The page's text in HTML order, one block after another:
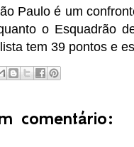
Paulo é um
o Esquadrão
tem 39 pontos e
comentário: